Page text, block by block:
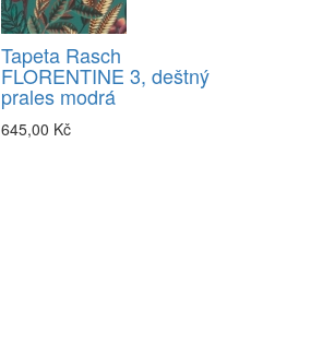
Tapeta Rasch
FLORENTINE 3, deštný
prales modrá
645,00 Kč